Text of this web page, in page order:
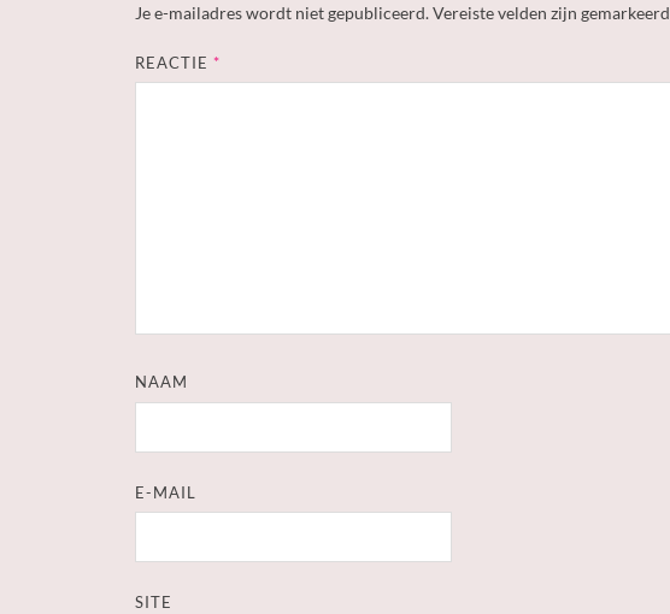
Je e-mailadres wordt niet gepubliceerd.Vereiste velden zijn
REACTIE*
NAAM
E-MAIL
SITE